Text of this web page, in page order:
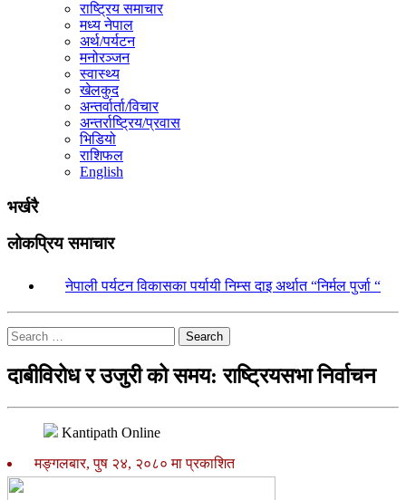
राष्ट्रिय समाचार
मध्य नेपाल
अर्थ/पर्यटन
मनोरञ्जन
स्वास्थ्य
खेलकुद
अन्तर्वार्ता/विचार
अन्तर्राष्ट्रिय/प्रवास
भिडियो
राशिफल
English
भर्खरै
लोकप्रिय समाचार
नेपाली पर्यटन विकासका पर्यायी निम्स दाइ अर्थात “निर्मल पुर्जा “
Search
दाबीविरोध र उजुरी को समय: राष्ट्रियसभा निर्वाचन
Kantipath Online
मङ्गलबार, पुष २४, २०८० मा प्रकाशित